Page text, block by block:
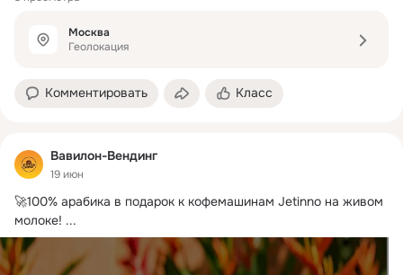
Москва
Геолокация
Комментировать Класс
Вавилон-Вендинг
19 июн
🚀100% арабика в подарок к кофемашинам Jetinno на живом
молоке! ...